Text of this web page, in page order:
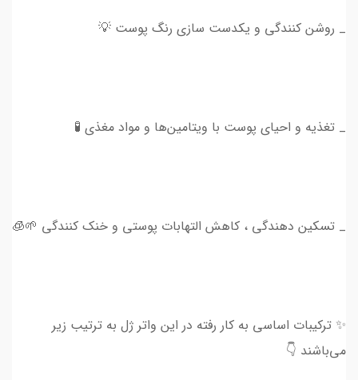
_ روشن کنندگی و یکدست سازی رنگ پوست 💡
_ تغذیه و احیای پوست با ویتامین‌ها و مواد مغذی 🧪
_ تسکین دهندگی ، کاهش التهابات پوستی و خنک کنندگی 🌱🧊
✨ ترکیبات اساسی به کار رفته در این واتر ژل به ترتیب زیر
می‌باشند 👇